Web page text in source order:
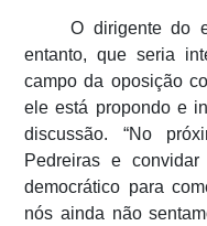
O dirigente do ex-
entanto, que seria
campo da oposição
ele está propondo e
discussão. “No
Pedreiras e
democrático para
nós ainda não